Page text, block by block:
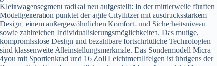
Kleinwagensegment radikal neu aufgestellt: In der mittlerweile fünften
Modellgeneration punktet der agile Cityflitzer mit ausdrucksstarkem
Design, einem außergewöhnlichen Komfort- und Sicherheitsniveau
sowie zahlreichen Individualisierungsmöglichkeiten. Das mutige,
kompromisslose Design und bezahlbare fortschrittliche Technologien
sind klassenweite Alleinstellungsmerkmale. Das Sondermodell Micra
4you mit Sportlenkrad und 16 Zoll Leichtmetallfelgen ist übrigens der